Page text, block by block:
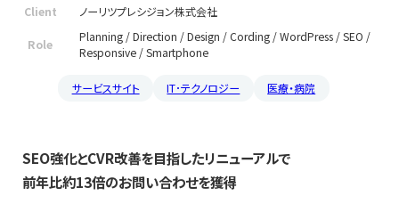
Client ノーリツプレシジョン株式会社
Role
Planning / Direction / Design / Cording / WordPress / SEO /
Responsive / Smartphone
サービスサイト IT･テクノロジー 医療・病院
SEO強化とCVR改善を目指したリニューアルで
前年比約13倍のお問い合わせを獲得